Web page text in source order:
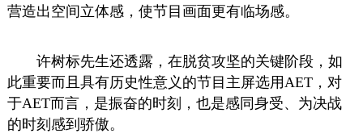
营造出空间立体感，使节目画面更有临场感。
许树标先生还透露，在脱贫攻坚的关键阶段，如
此重要而且具有历史性意义的节目主屏选用AET，对
于AET而言，是振奋的时刻，也是感同身受、为决战
的时刻感到骄傲。